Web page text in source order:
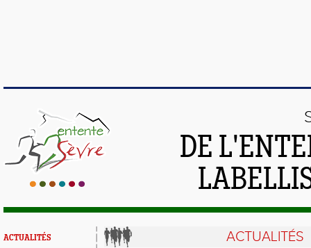
DE
ACTUALITÉS ACTUALITÉS